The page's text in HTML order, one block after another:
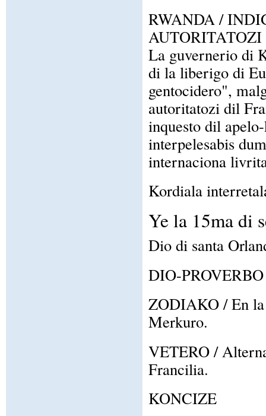
RWANDA /
La guvernerio di
di la liberigo di
gentocidero",
autoritatozi dil
inquesto dil
interpelesabis
internaciona
Kordiala
Ye la 15ma di
Dio di santa
DIO-
ZODIAKO / En la
Merkuro.
VETERO /
Francilia.
KONCIZE